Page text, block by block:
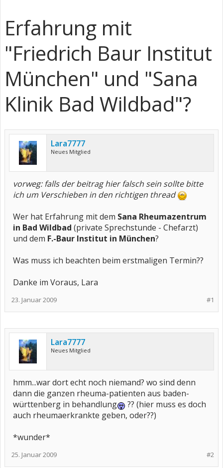
Erfahrung mit
"Friedrich Baur Institut
München" und "Sana
Klinik Bad Wildbad"?
Lara7777
Neues Mitglied
vorweg: falls der beitrag hier falsch sein sollte bitte
ich um Verschieben in den richtigen thread
Wer hat Erfahrung mit dem Sana Rheumazentrum
in Bad Wildbad (private Sprechstunde - Chefarzt)
und dem F.-Baur Institut in München?
Was muss ich beachten beim erstmaligen Termin??
Danke im Voraus, Lara
#1
23. Januar 2009
Lara7777
Neues Mitglied
hmm...war dort echt noch niemand? wo sind denn
dann die ganzen rheuma-patienten aus baden-
württenberg in behandlung
?? (hier muss es doch
auch rheumaerkrankte geben, oder??)
*wunder*
#2
25. Januar 2009